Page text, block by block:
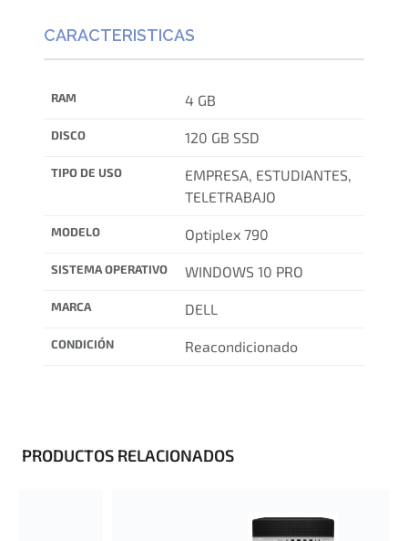
CARACTERISTICAS
RAM 4 GB
DISCO 120 GB SSD
TIPO DE USO
EMPRESA, ESTUDIANTES,
TELETRABAJO
MODELO Optiplex 790
SISTEMA OPERATIVO WINDOWS 10 PRO
MARCA DELL
CONDICIÓN Reacondicionado
PRODUCTOS RELACIONADOS